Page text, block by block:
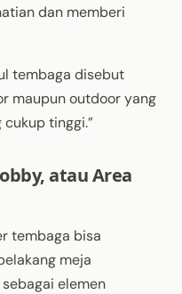
dan memberi
tembaga disebut
maupun outdoor yang
tinggi.”
atau Area
tembaga bisa
meja
elemen